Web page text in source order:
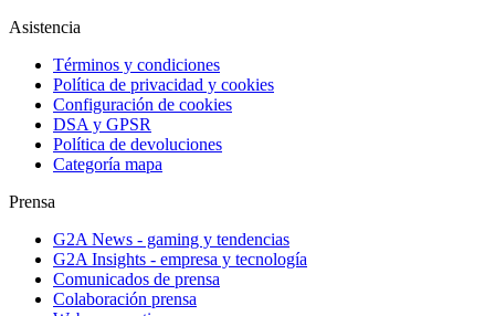
Asistencia
Términos y condiciones
Política de privacidad y cookies
Configuración de cookies
DSA y GPSR
Política de devoluciones
Categoría mapa
Prensa
G2A News - gaming y tendencias
G2A Insights - empresa y tecnología
Comunicados de prensa
Colaboración prensa